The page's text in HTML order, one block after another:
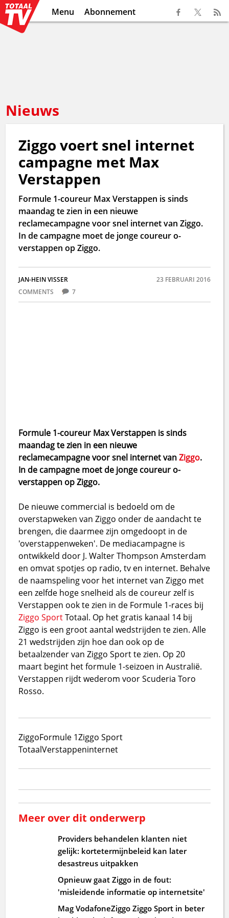
Menu Abonnement
Nieuws
Ziggo voert snel internet
campagne met Max
Verstappen
Formule 1-coureur Max Verstappen is sinds
maandag te zien in een nieuwe
reclamecampagne voor snel internet van Ziggo.
In de campagne moet de jonge coureur o-
verstappen op Ziggo.
JAN-HEIN VISSER
23 FEBRUARI 2016
COMMENTS
7
Formule 1-coureur Max Verstappen is sinds
maandag te zien in een nieuwe
reclamecampagne voor snel internet vanZiggo.
In de campagne moet de jonge coureur o-
verstappen op Ziggo.
De nieuwe commercial is bedoeld om de
overstapweken van Ziggo onder de aandacht te
brengen, die daarmee zijn omgedoopt in de
'overstappenweken'. De mediacampagne is
ontwikkeld door J. Walter Thompson Amsterdam
en omvat spotjes op radio, tv en internet. Behalve
de naamspeling voor het internet van Ziggo met
een zelfde hoge snelheid als de coureur zelf is
Verstappen ook te zien in de Formule 1-races bij
Ziggo SportTotaal. Op het gratis kanaal 14 bij
Ziggo is een groot aantal wedstrijden te zien. Alle
21 wedstrijden zijn hoe dan ook op de
betaalzender van Ziggo Sport te zien. Op 20
maart begint het formule 1-seizoen in Australië.
Verstappen rijdt wederom voor Scuderia Toro
Rosso.
ZiggoFormule 1Ziggo Sport
TotaalVerstappeninternet
Meer over dit onderwerp
Providers behandelen klanten niet
gelijk: kortetermijnbeleid kan later
desastreus uitpakken
Opnieuw gaat Ziggo in de fout:
'misleidende informatie op internetsite'
Mag VodafoneZiggo Ziggo Sport in beter